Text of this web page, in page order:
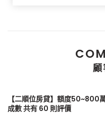
【二順位房貸】額度50~800
成數共有 60 則評價